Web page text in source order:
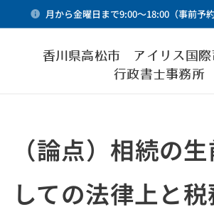
月から金曜日まで9:00～18:00（事前予
香川県高松市 アイリス国際
行政書士事務所
（論点）相続の
しての法律上と